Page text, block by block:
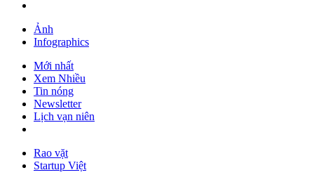
Ảnh
Infographics
Mới nhất
Xem Nhiều
Tin nóng
Newsletter
Lịch vạn niên
Rao vặt
Startup Việt